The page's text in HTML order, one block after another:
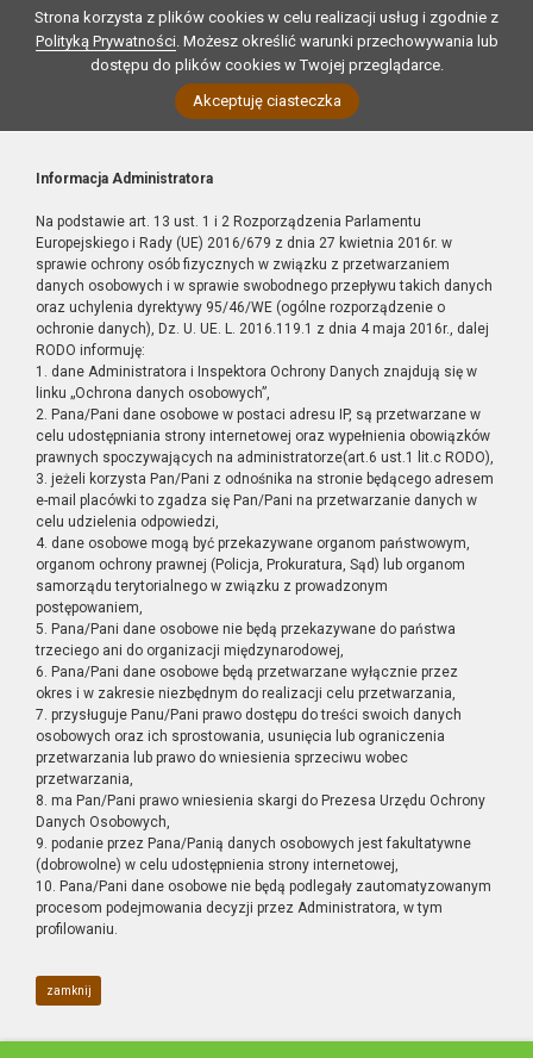
Strona korzysta z plików cookies w celu realizacji usług i zgodnie z
Polityką Prywatności. Możesz określić warunki przechowywania lub
dostępu do plików cookies w Twojej przeglądarce.
Akceptuję ciasteczka
Informacja Administratora
Na podstawie art. 13 ust. 1 i 2 Rozporządzenia Parlamentu
Europejskiego i Rady (UE) 2016/679 z dnia 27 kwietnia 2016r. w
sprawie ochrony osób fizycznych w związku z przetwarzaniem
danych osobowych i w sprawie swobodnego przepływu takich danych
oraz uchylenia dyrektywy 95/46/WE (ogólne rozporządzenie o
ochronie danych), Dz. U. UE. L. 2016.119.1 z dnia 4 maja 2016r., dalej
RODO informuję:
1. dane Administratora i Inspektora Ochrony Danych znajdują się w
linku „Ochrona danych osobowych”,
2. Pana/Pani dane osobowe w postaci adresu IP, są przetwarzane w
celu udostępniania strony internetowej oraz wypełnienia obowiązków
prawnych spoczywających na administratorze(art.6 ust.1 lit.c RODO),
3. jeżeli korzysta Pan/Pani z odnośnika na stronie będącego adresem
e-mail placówki to zgadza się Pan/Pani na przetwarzanie danych w
celu udzielenia odpowiedzi,
4. dane osobowe mogą być przekazywane organom państwowym,
organom ochrony prawnej (Policja, Prokuratura, Sąd) lub organom
samorządu terytorialnego w związku z prowadzonym
postępowaniem,
5. Pana/Pani dane osobowe nie będą przekazywane do państwa
trzeciego ani do organizacji międzynarodowej,
6. Pana/Pani dane osobowe będą przetwarzane wyłącznie przez
okres i w zakresie niezbędnym do realizacji celu przetwarzania,
7. przysługuje Panu/Pani prawo dostępu do treści swoich danych
osobowych oraz ich sprostowania, usunięcia lub ograniczenia
przetwarzania lub prawo do wniesienia sprzeciwu wobec
przetwarzania,
8. ma Pan/Pani prawo wniesienia skargi do Prezesa Urzędu Ochrony
Danych Osobowych,
9. podanie przez Pana/Panią danych osobowych jest fakultatywne
(dobrowolne) w celu udostępnienia strony internetowej,
10. Pana/Pani dane osobowe nie będą podlegały zautomatyzowanym
procesom podejmowania decyzji przez Administratora, w tym
profilowaniu.
zamknij